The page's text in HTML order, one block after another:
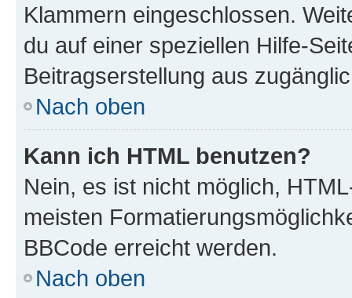
Klammern eingeschlossen.
du auf einer speziellen Hilfe-
Beitragserstellung aus
Nach oben
Kann ich HTML benutzen?
Nein, es ist nicht möglich,
meisten
BBCode erreicht werden.
Nach oben